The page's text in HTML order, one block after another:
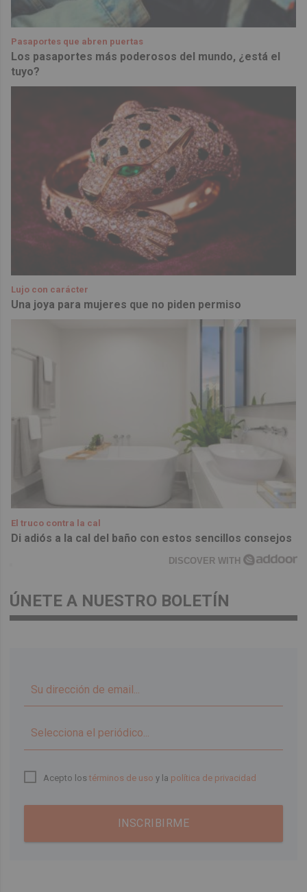
Pasaportes que abren puertas
Los pasaportes más poderosos del mundo, ¿está el
tuyo?
Lujo con carácter
Una joya para mujeres que no piden permiso
El truco contra la cal
Di adiós a la cal del baño con estos sencillos consejos
DISCOVER WITH
ÚNETE A NUESTRO BOLETÍN
Acepto lostérminos de uso y la política de privacidad
INSCRIBIRME